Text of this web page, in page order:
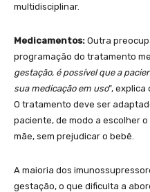
multidisciplinar.
Medicamentos: Outra
programação do tratamento
gestação, é possível que a
sua medicação em uso”, explica
O tratamento deve ser
paciente, de modo a escolher
mãe, sem prejudicar o bebê.
A maioria dos
gestação, o que dificulta a